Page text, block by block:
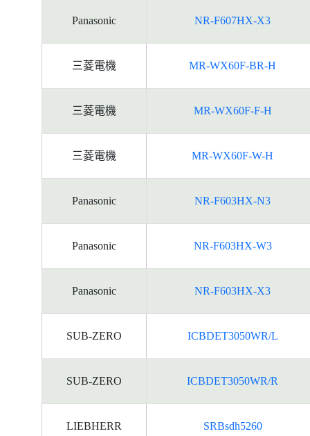
Panasonic NR-F607HX-X3
三菱電機 MR-WX60F-BR-H
三菱電機 MR-WX60F-F-H
三菱電機 MR-WX60F-W-H
Panasonic NR-F603HX-N3
Panasonic NR-F603HX-W3
Panasonic NR-F603HX-X3
SUB-ZERO ICBDET3050WR/L
SUB-ZERO ICBDET3050WR/R
LIEBHERR SRBsdh5260